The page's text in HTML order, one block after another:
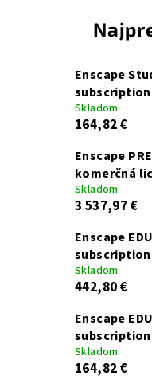
Enscape
subscription
Skladom
164,82 €
Enscape
komerčná
Skladom
3 537,97 €
Enscape
subscription
Skladom
442,80 €
Enscape
subscription
Skladom
164,82 €